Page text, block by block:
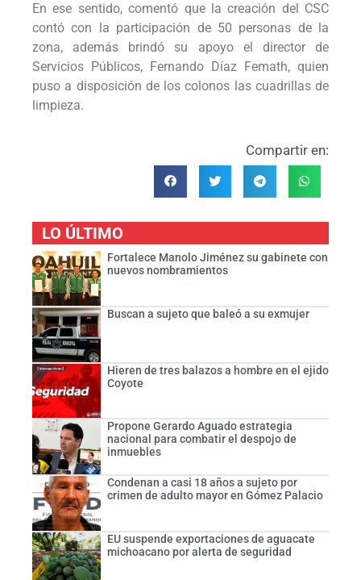
En ese sentido, comentó que la creación del CSC
contó con la participación de 50 personas de la
zona, además brindó su apoyo el director de
Servicios Públicos, Fernando Díaz Femath, quien
puso a disposición de los colonos las cuadrillas de
limpieza.
Compartir en:
LO ÚLTIMO
Fortalece Manolo Jiménez su gabinete con
nuevos nombramientos
Buscan a sujeto que baleó a su exmujer
Hieren de tres balazos a hombre en el ejido
Coyote
Propone Gerardo Aguado estrategia
nacional para combatir el despojo de
inmuebles
Condenan a casi 18 años a sujeto por
crimen de adulto mayor en Gómez Palacio
EU suspende exportaciones de aguacate
michoacano por alerta de seguridad